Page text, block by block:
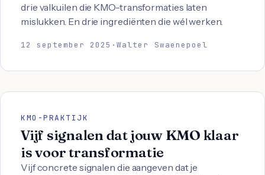
drie valkuilen die KMO-transformaties laten
mislukken. En drie ingrediënten die wél werken.
12 september 2025 ·Walter Swaenepoel
KMO-PRAKTIJK
Vijf signalen dat jouw KMO klaar
is voor transformatie
Vijf concrete signalen die aangeven dat je